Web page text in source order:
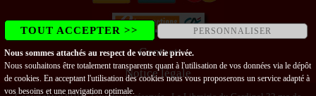
Contact
Notice légale
TOUT ACCEPTER >> PERSONNALISER
Nous sommes attachés au respect de votre vie privée.
Nous souhaitons être totalement transparents quant à l'utilisation de vos données via le dépôt
de cookies. En acceptant l'utilisation des cookies nous vous proposerons un service adapté à
vos besoins et une navigation optimale.